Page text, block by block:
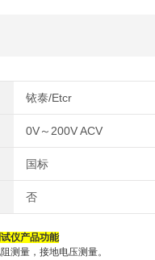
铱泰/Etcr
0V～200V ACV
国标
否
仪产品功能
测量，接地电压测量。